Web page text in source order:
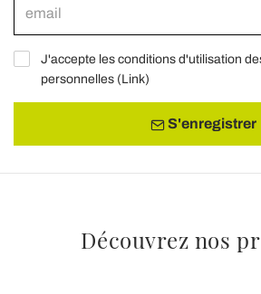
J'accepte les conditions d'utilisation
personnelles (Link)
S'enregistrer
Découvrez nos